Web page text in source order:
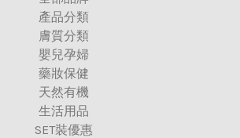
產品分類
膚質分類
嬰兒孕婦
藥妝保健
天然有機
生活用品
SET裝優惠